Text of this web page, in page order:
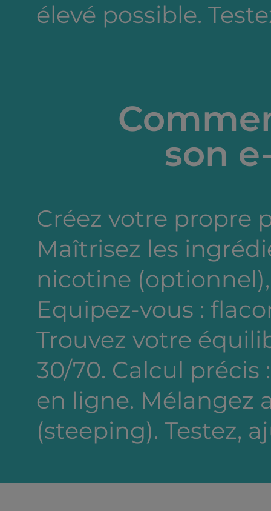
élevé possible.
son
Créez votre propre
Maîtrisez les
nicotine
Equipez-vous :
Trouvez votre
30/70. Calcul
en ligne. Mélangez
(steeping). Testez,